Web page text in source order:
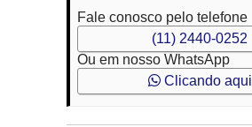
Fale conosco pelo telefone
(11) 2440-0252
Ou em nosso WhatsApp
Clicando aqui